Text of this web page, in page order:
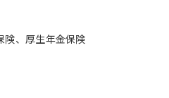
険、厚生年金保険